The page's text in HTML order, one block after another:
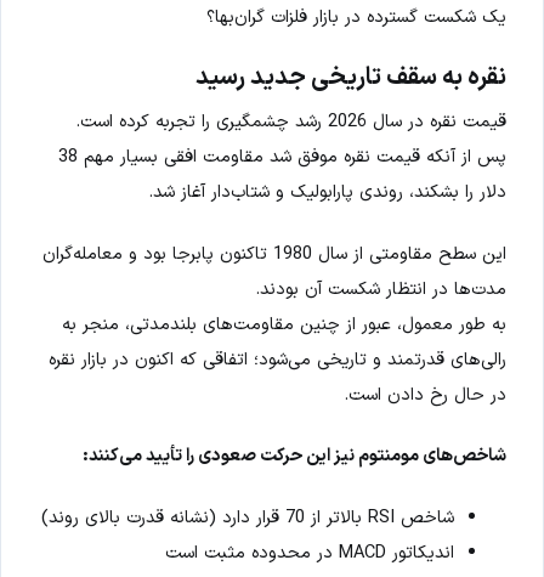
یک شکست گسترده در بازار فلزات گران‌بها؟
نقره به سقف تاریخی جدید رسید
قیمت نقره در سال 2026 رشد چشمگیری را تجربه کرده است.
پس از آنکه قیمت نقره موفق شد مقاومت افقی بسیار مهم 38
دلار را بشکند، روندی پارابولیک و شتاب‌دار آغاز شد.
این سطح مقاومتی از سال 1980 تاکنون پابرجا بود و معامله‌گران
مدت‌ها در انتظار شکست آن بودند.
به طور معمول، عبور از چنین مقاومت‌های بلندمدتی، منجر به
رالی‌های قدرتمند و تاریخی می‌شود؛ اتفاقی که اکنون در بازار نقره
در حال رخ دادن است.
شاخص‌های مومنتوم نیز این حرکت صعودی را تأیید می‌کنند:
شاخص RSI بالاتر از 70 قرار دارد (نشانه قدرت بالای روند)
اندیکاتور MACD در محدوده مثبت است